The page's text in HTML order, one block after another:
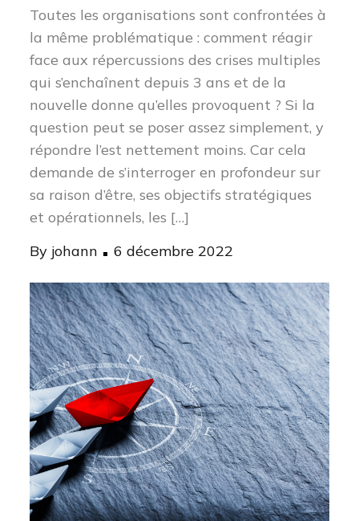
Toutes les organisations sont confrontées à
la même problématique : comment réagir
face aux répercussions des crises multiples
qui s’enchaînent depuis 3 ans et de la
nouvelle donne qu’elles provoquent ? Si la
question peut se poser assez simplement, y
répondre l’est nettement moins. Car cela
demande de s’interroger en profondeur sur
sa raison d’être, ses objectifs stratégiques
et opérationnels, les […]
By johann
Posted
6 décembre 2022